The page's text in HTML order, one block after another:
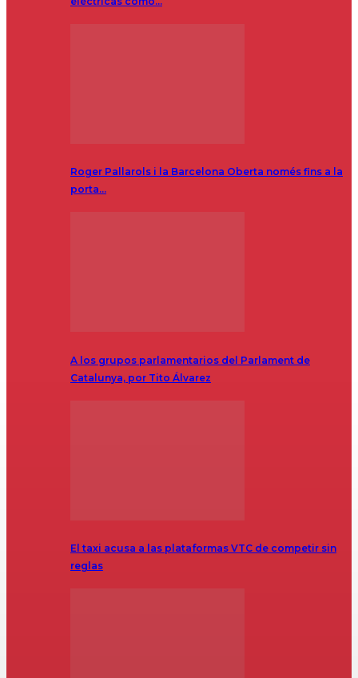
Roger Pallarols i la Barcelona Oberta només fins a la
porta…
A los grupos parlamentarios del Parlament de
Catalunya, por Tito Álvarez
El taxi acusa a las plataformas VTC de competir sin
reglas